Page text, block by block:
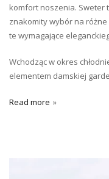
komfort noszenia. Sweter
znakomity wybór na
te wymagające
Wchodząc w okres
elementem damskiej
Read more